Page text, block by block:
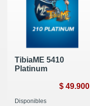
TibiaME 5410
Platinum
$ 49.900
Disponibles